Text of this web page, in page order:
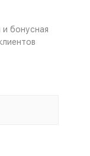
и бонусная